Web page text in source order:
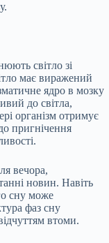
світло зі
має виражений
ядро в мозку
до світла,
організм отримує
пригнічення
вечора,
новин. Навіть
сну може
фаз сну
втоми.